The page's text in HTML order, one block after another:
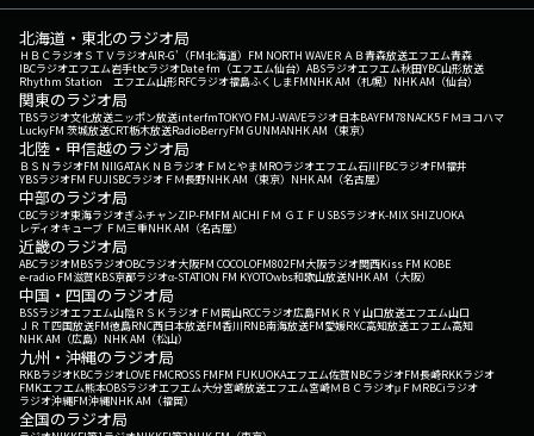
北海道・東北のラジオ局
ＨＢＣラジオＳＴＶラジオAIR-G'（FM北海道） FM NORTH WAVEＲＡＢ青森放送エフエム青森
IBCラジオエフエム岩手tbcラジオDate fm（エフエム仙台） ABSラジオエフエム秋田YBC山形放送
Rhythm Station エフエム山形RFCラジオ福島ふくしまFMNHK AM（札幌） NHK AM（仙台）
関東のラジオ局
TBSラジオ文化放送ニッポン放送interfmTOKYO FMJ-WAVEラジオ日本BAYFM78NACK5 ＦＭヨコハマ
LuckyFM 茨城放送CRT栃木放送RadioBerryFM GUNMANHK AM（東京）
北陸・甲信越のラジオ局
ＢＳＮラジオFM NIIGATAＫＮＢラジオ ＦＭとやまMROラジオエフエム石川FBCラジオFM福井
YBSラジオFM FUJISBCラジオ ＦＭ長野NHK AM（東京） NHK AM（名古屋）
中部のラジオ局
CBCラジオ東海ラジオぎふチャンZIP-FMFM AICHI ＦＭ ＧＩＦＵ SBSラジオK-MIX SHIZUOKA
レディオキューブ ＦＭ三重NHK AM（名古屋）
近畿のラジオ局
ABCラジオMBSラジオOBCラジオ大阪FM COCOLOFM802FM大阪ラジオ関西Kiss FM KOBE
e-radio FM滋賀KBS京都ラジオα-STATION FM KYOTOwbs和歌山放送NHK AM（大阪）
中国・四国のラジオ局
BSSラジオエフエム山陰ＲＳＫラジオ ＦＭ岡山RCCラジオ広島FM ＫＲＹ山口放送エフエム山口
ＪＲＴ四国放送FM徳島RNC西日本放送FM香川RNB南海放送FM愛媛RKC高知放送エフエム高知
NHK AM（広島） NHK AM（松山）
九州・沖縄のラジオ局
RKBラジオKBCラジオLOVE FMCROSS FMFM FUKUOKAエフエム佐賀NBCラジオFM長崎RKKラジオ
FMKエフエム熊本OBSラジオエフエム大分宮崎放送エフエム宮崎ＭＢＣラジオμＦＭRBCiラジオ
ラジオ沖縄FM沖縄NHK AM（福岡）
全国のラジオ局